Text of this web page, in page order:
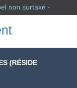
non surtaxé -
(RÉSIDE